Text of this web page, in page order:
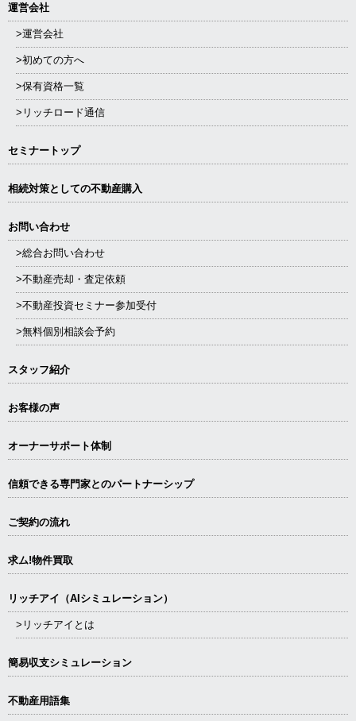
運営会社
>運営会社
>初めての方へ
>保有資格一覧
>リッチロード通信
セミナートップ
相続対策としての不動産購入
お問い合わせ
>総合お問い合わせ
>不動産売却・査定依頼
>不動産投資セミナー参加受付
>無料個別相談会予約
スタッフ紹介
お客様の声
オーナーサポート体制
信頼できる専⾨家とのパートナーシップ
ご契約の流れ
求ム!物件買取
リッチアイ（AIシミュレーション）
>リッチアイとは
簡易収支シミュレーション
不動産用語集